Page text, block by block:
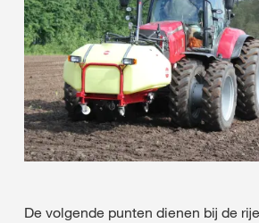
De volgende punten dienen bij de